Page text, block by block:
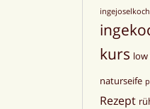
kurs low
naturseife
Rezept